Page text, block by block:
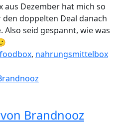
aus Dezember hat mich so
doppelten Deal danach
Also seid gespannt, wie was
foodbox, nahrungsmittelbox
Brandnooz